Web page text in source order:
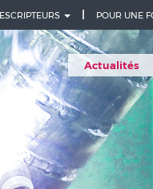
POUR UNE
Actualités